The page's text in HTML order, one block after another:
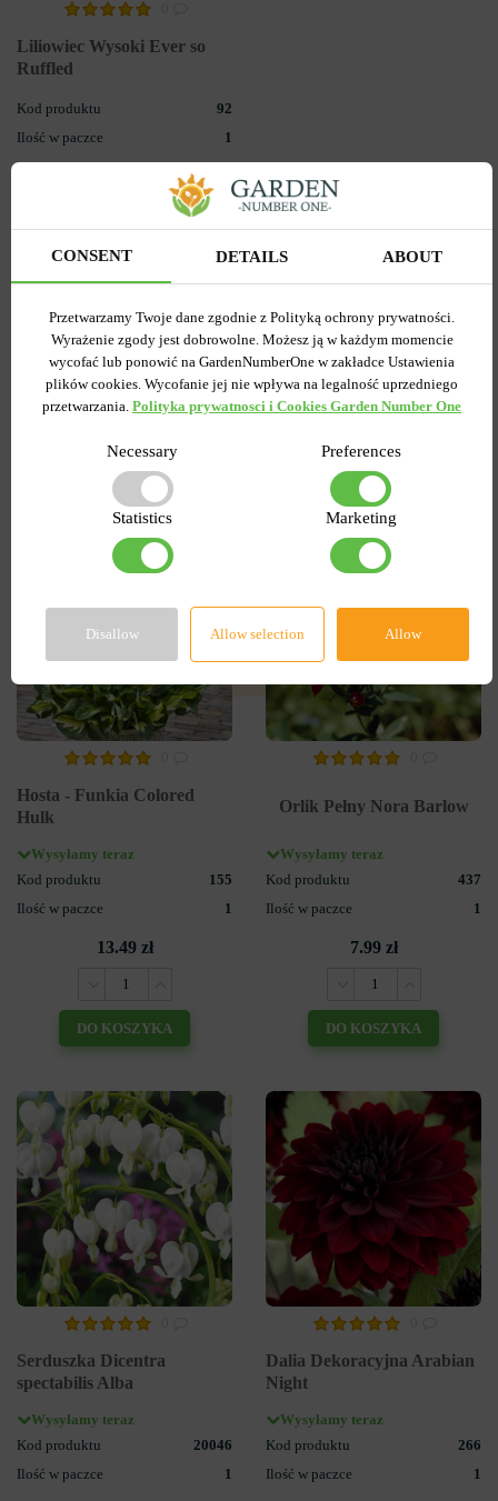
Liliowiec Wysoki Ever so
Ruffled
Kod produktu
92
Ilość w paczce
1
POWIADOM O
DOSTĘPNOŚCI
Hosta - Funkia Colored
Hulk
Wysyłamy teraz
Kod produktu
155
Ilość w paczce
1
13.49 zł
DO KOSZYKA
Orlik Pełny Nora Barlow
Wysyłamy teraz
Kod produktu
437
Ilość w paczce
1
7.99 zł
DO KOSZYKA
Serduszka Dicentra
spectabilis Alba
Wysyłamy teraz
Kod produktu
20046
Ilość w paczce
1
Dalia Dekoracyjna Arabian
Night
Wysyłamy teraz
Kod produktu
266
Ilość w paczce
1
CONSENT DETAILS ABOUT
Przetwarzamy Twoje dane zgodnie z Polityką ochrony prywatności.
Wyrażenie zgody jest dobrowolne. Możesz ją w każdym momencie
wycofać lub ponowić na GardenNumberOne w zakładce Ustawienia
plików cookies. Wycofanie jej nie wpływa na legalność uprzedniego
przetwarzania. Polityka prywatnosci i Cookies Garden Number One
Necessary Preferences
Statistics Marketing
Disallow Allow selection Allow